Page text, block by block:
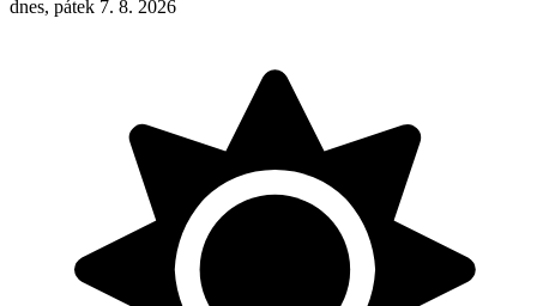
dnes, pátek 7. 8. 2026